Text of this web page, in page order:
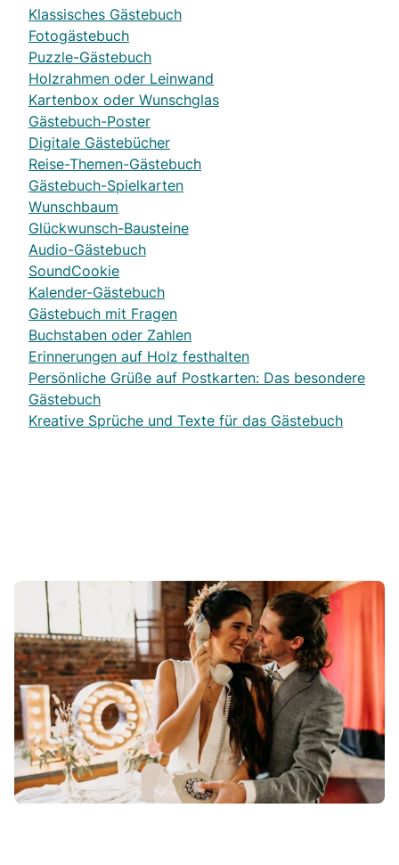
Klassisches Gästebuch
Fotogästebuch
Puzzle-Gästebuch
Holzrahmen oder Leinwand
Kartenbox oder Wunschglas
Gästebuch-Poster
Digitale Gästebücher
Reise-Themen-Gästebuch
Gästebuch-Spielkarten
Wunschbaum
Glückwunsch-Bausteine
Audio-Gästebuch
SoundCookie
Kalender-Gästebuch
Gästebuch mit Fragen
Buchstaben oder Zahlen
Erinnerungen auf Holz festhalten
Persönliche Grüße auf Postkarten: Das besondere
Gästebuch
Kreative Sprüche und Texte für das Gästebuch